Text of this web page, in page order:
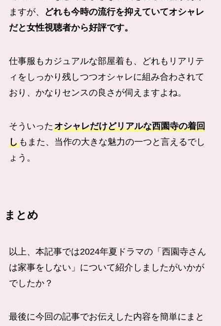
ますが、
どれも今時の流行を抑えていてオシャレ
だと女性視聴者から好評です。
仕事服もカジュアルな部屋着も、どれもリアリテ
ィをしっかり残しつつオシャレに組み合わされて
おり、かなりセンスの良さが伺えますよね。
そういったオシャレだけどリアルな西園寺の着回
しもまた、当作の大きな魅力の一つと言えるでし
ょう。
まとめ
以上、本記事では2024年夏ドラマの「西園寺さん
は家事をしない」について紹介しましたがいかが
でしたか？
最後に今回の記事でお伝えした内容を簡単にまと